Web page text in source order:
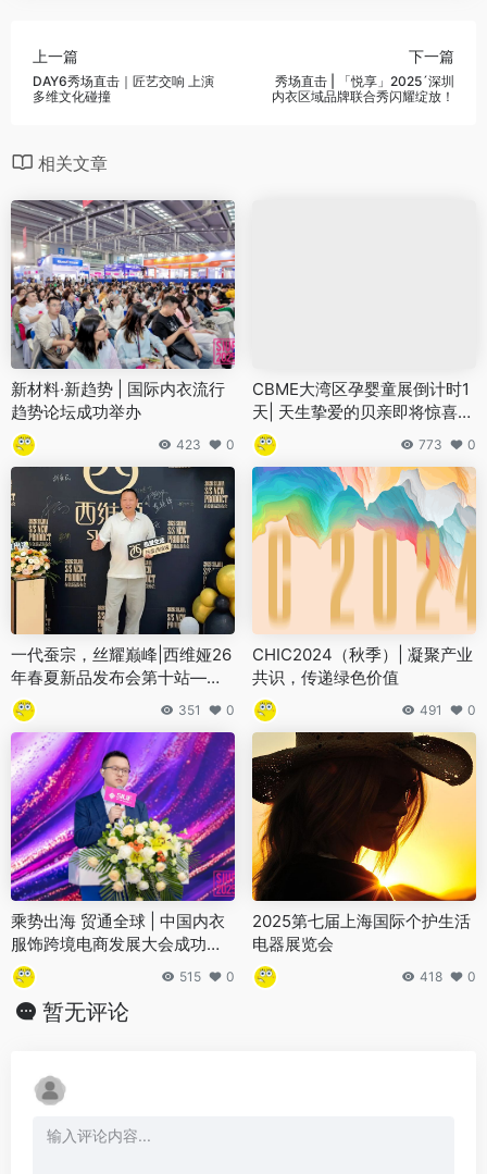
上一篇
DAY6秀场直击｜匠艺交响 上演
多维文化碰撞
下一篇
秀场直击 | 「悦享」2025´深圳
内衣区域品牌联合秀闪耀绽放！
相关文章
新材料·新趋势 | 国际内衣流行
趋势论坛成功举办
423 0
CBME大湾区孕婴童展倒计时1
天| 天生挚爱的贝亲即将惊喜亮
相
773 0
一代蚕宗，丝耀巅峰|西维娅26
年春夏新品发布会第十站——
燃动湖北
351 0
CHIC2024（秋季）| 凝聚产业
共识，传递绿色价值
491 0
乘势出海 贸通全球 | 中国内衣
服饰跨境电商发展大会成功举
办
515 0
2025第七届上海国际个护生活
电器展览会
418 0
暂无评论